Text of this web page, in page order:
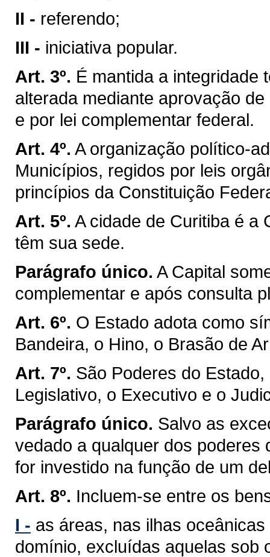
II - referendo;
III - iniciativa popular.
Art. 3º. É mantida a integridade
alterada mediante aprovação
e por lei complementar federal.
Art. 4º. A organização político-
Municípios, regidos por leis
princípios da Constituição
Art. 5º. A cidade de Curitiba é a
têm sua sede.
Parágrafo único. A Capital
complementar e após consulta
Art. 6º. O Estado adota como
Bandeira, o Hino, o Brasão de
Art. 7º. São Poderes do
Legislativo, o Executivo e o
Parágrafo único. Salvo as
vedado a qualquer dos poderes
for investido na função de um
Art. 8º. Incluem-se entre os
I - as áreas, nas ilhas
domínio, excluídas aquelas sob